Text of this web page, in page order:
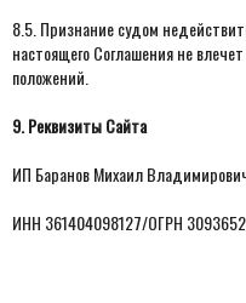
8.5. Признание судом
настоящего Соглашения не
положений.
9. Реквизиты Сайта
ИП Баранов Михаил
ИНН 361404098127/ОГРН